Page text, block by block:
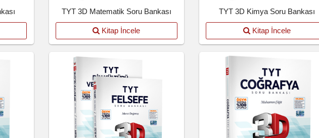
TYT 3D Matematik Soru Bankası
Kitap İncele
TYT 3D Kimya Soru Bankası
Kitap İncele